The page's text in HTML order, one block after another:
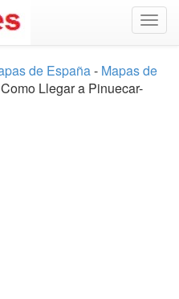
de España- Mapas de
Llegar a Pinuecar-